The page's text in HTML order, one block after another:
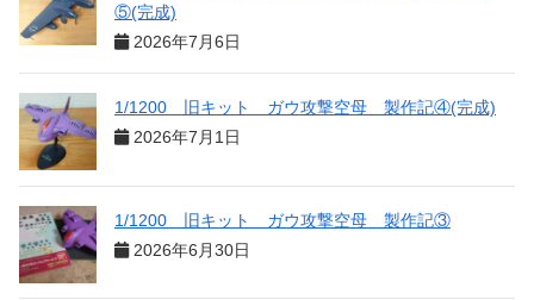
⑤(完成)
2026年7月6日
1/1200 旧キット ガウ攻撃空母 製作記④(完成)
2026年7月1日
1/1200 旧キット ガウ攻撃空母 製作記③
2026年6月30日